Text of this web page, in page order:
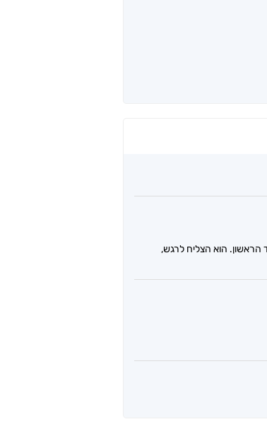
הוא הצליח לרגש,